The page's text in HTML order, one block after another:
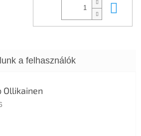
Ollikainen
értékelése 5-ből 5 csillag.